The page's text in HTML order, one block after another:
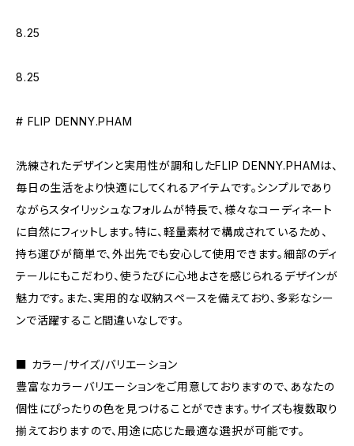
8.25
8.25
# FLIP DENNY.PHAM
洗練されたデザインと実用性が調和したFLIP DENNY.PHAMは、
毎日の生活をより快適にしてくれるアイテムです。シンプルであり
ながらスタイリッシュなフォルムが特長で、様々なコーディネート
に自然にフィットします。特に、軽量素材で構成されているため、
持ち運びが簡単で、外出先でも安心して使用できます。細部のディ
テールにもこだわり、使うたびに心地よさを感じられるデザインが
魅力です。また、実用的な収納スペースを備えており、多彩なシー
ンで活躍すること間違いなしです。
■ カラー/サイズ/バリエーション
豊富なカラーバリエーションをご用意しておりますので、あなたの
個性にぴったりの色を見つけることができます。サイズも複数取り
揃えておりますので、用途に応じた最適な選択が可能です。